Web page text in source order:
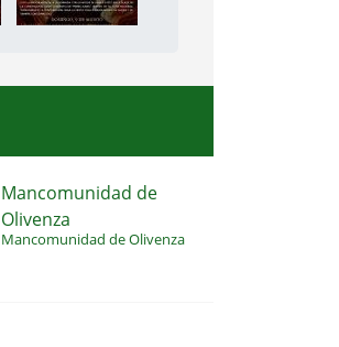
Mancomunidad de
Olivenza
Mancomunidad de Olivenza